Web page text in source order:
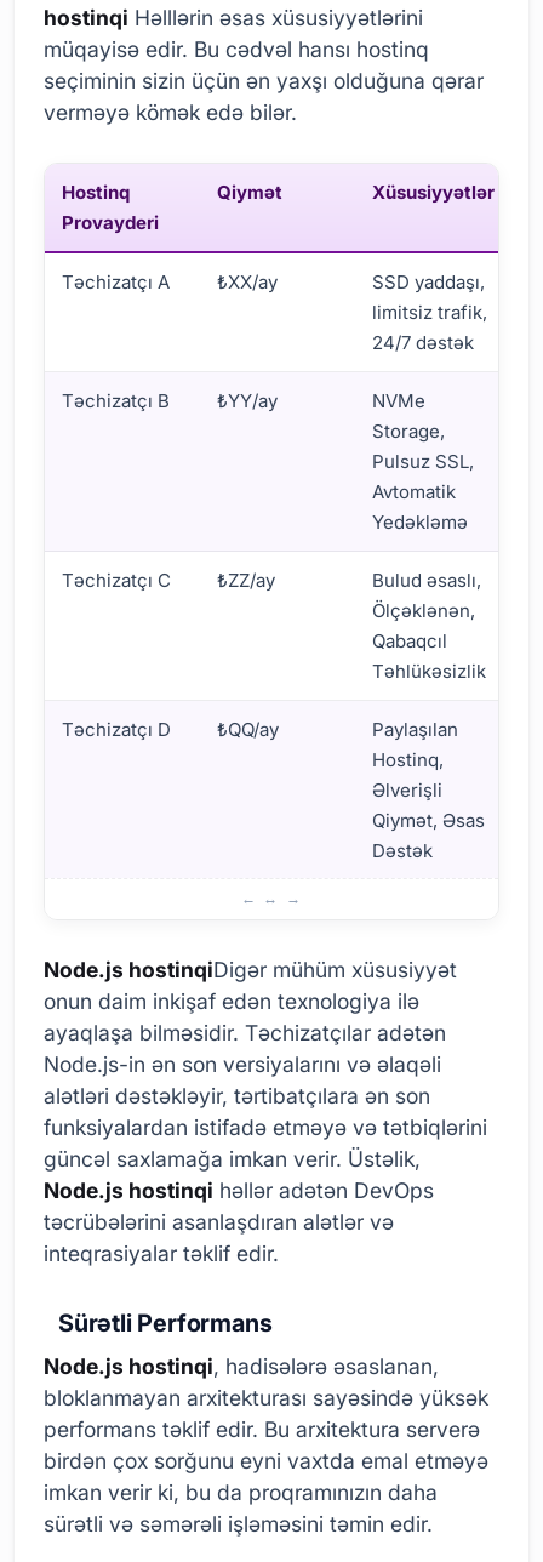
hostinqi Həlllərin əsas xüsusiyyətlərini
müqayisə edir. Bu cədvəl hansı hostinq
seçiminin sizin üçün ən yaxşı olduğuna qərar
verməyə kömək edə bilər.
Hostinq
Provayderi
Qiymət Xüsusiyyətlər
Təchizatçı A ₺XX/ay
SSD yaddaşı,
limitsiz trafik,
24/7 dəstək
Təchizatçı B ₺YY/ay
NVMe
Storage,
Pulsuz SSL,
Avtomatik
Yedəkləmə
Təchizatçı C ₺ZZ/ay
Bulud əsaslı,
Ölçəklənən,
Qabaqcıl
Təhlükəsizlik
Təchizatçı D ₺QQ/ay
Paylaşılan
Hostinq,
Əlverişli
Qiymət, Əsas
Dəstək
Node.js hostinqiDigər mühüm xüsusiyyət
onun daim inkişaf edən texnologiya ilə
ayaqlaşa bilməsidir. Təchizatçılar adətən
Node.js-in ən son versiyalarını və əlaqəli
alətləri dəstəkləyir, tərtibatçılara ən son
funksiyalardan istifadə etməyə və tətbiqlərini
güncəl saxlamağa imkan verir. Üstəlik,
Node.js hostinqi həllər adətən DevOps
təcrübələrini asanlaşdıran alətlər və
inteqrasiyalar təklif edir.
Sürətli Performans
Node.js hostinqi, hadisələrə əsaslanan,
bloklanmayan arxitekturası sayəsində yüksək
performans təklif edir. Bu arxitektura serverə
birdən çox sorğunu eyni vaxtda emal etməyə
imkan verir ki, bu da proqramınızın daha
sürətli və səmərəli işləməsini təmin edir.